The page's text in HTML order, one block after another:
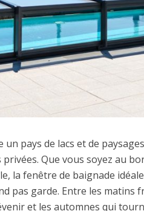
un pays de lacs et de
privées. Que vous soyez au
la fenêtre de baignade
pas garde. Entre les matins
et les automnes qui